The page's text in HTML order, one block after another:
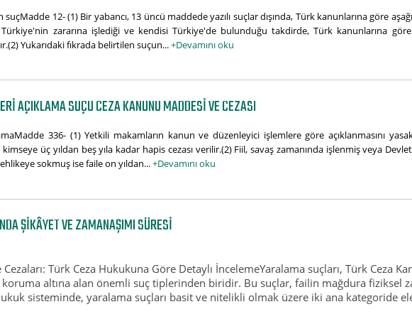
12- (1) Bir yabancı, 13 üncü maddede yazılı suçlar dışında, Türk kanunlarına göre
zararına işlediği ve kendisi Türkiye'de bulunduğu takdirde, Türk kanunlarına göre
Yukarıdaki fıkrada belirtilen suçun...+Devamını oku
AÇIKLAMA SUÇU CEZA KANUNU MADDESI VE CEZASI
336- (1) Yetkili makamların kanun ve düzenleyici işlemlere göre açıklanmasını
üç yıldan beş yıla kadar hapis cezası verilir.(2) Fiil, savaş zamanında işlenmiş veya
sokmuş ise faile on yıldan...+Devamını oku
ŞIKÂYET VE ZAMANAŞIMI SÜRESI
Cezaları: Türk Ceza Hukukuna Göre Detaylı İncelemeYaralama suçları, Türk Ceza
altına alan önemli suç tiplerinden biridir. Bu suçlar, failin mağdura fiziksel
sisteminde, yaralama suçları basit ve nitelikli olmak üzere iki ana kategoride